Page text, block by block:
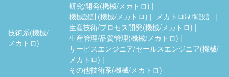
技術系(機械/
メカトロ)
研究/開発(機械/メカトロ)
機械設計(機械/メカトロ)
メカトロ制御設計
生産技術/プロセス開発(機械/メカトロ)
生産管理/品質管理(機械/メカトロ)
サービスエンジニア/セールスエンジニア(機械/
メカトロ)
その他技術系(機械/メカトロ)